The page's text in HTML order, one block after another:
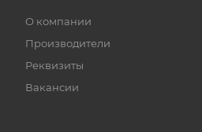
О компании
Производители
Реквизиты
Вакансии